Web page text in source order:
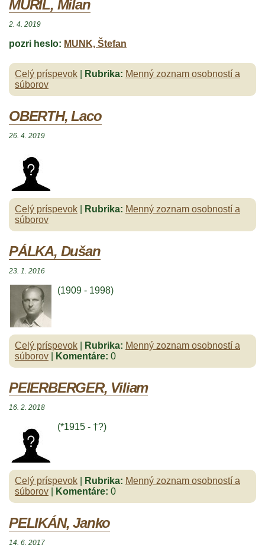
MURIL, Milan
2. 4. 2019
pozri heslo: MUNK, Štefan
Celý príspevok Rubrika: Menný zoznam osobností a
súborov
OBERTH, Laco
26. 4. 2019
Celý príspevok Rubrika: Menný zoznam osobností a
súborov
PÁLKA, Dušan
23. 1. 2016
(1909 - 1998)
Celý príspevok Rubrika: Menný zoznam osobností a
súborov
Komentáre: 0
PEIERBERGER, Viliam
16. 2. 2018
(*1915 - †?)
Celý príspevok Rubrika: Menný zoznam osobností a
súborov
Komentáre: 0
PELIKÁN, Janko
14. 6. 2017